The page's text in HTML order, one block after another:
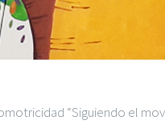
“Siguiendo el